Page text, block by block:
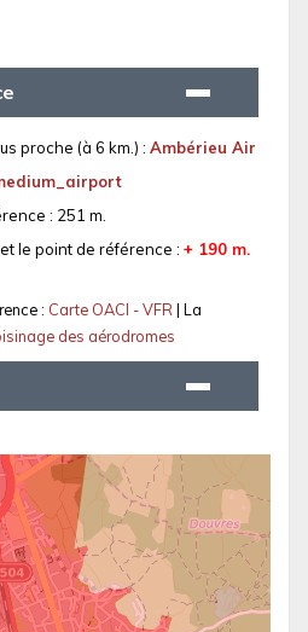
proche (à 6 km.) : Ambérieu Air
: 251 m.
le point de référence : + 190 m.
: Carte OACI - VFR| La
des aérodromes